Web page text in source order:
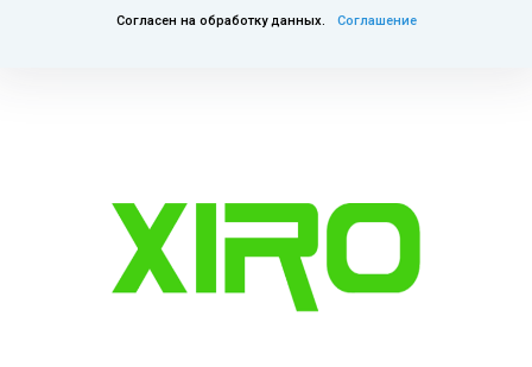
Согласен на обработку данных. Соглашение